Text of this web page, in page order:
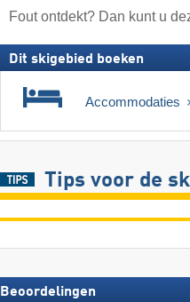
Fout ontdekt? Dan kunt u
Dit skigebied boeken
Accommodaties
Tips voor de
Beoordelingen